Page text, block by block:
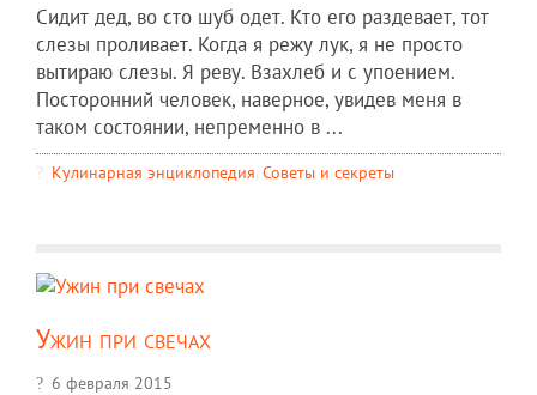
Сидит дед, во сто шуб одет. Кто его раздевает, тот
слезы проливает. Когда я режу лук, я не просто
вытираю слезы. Я реву. Взахлеб и с упоением.
Посторонний человек, наверное, увидев меня в
таком состоянии, непременно в ...
Кулинарная энциклопедия, Советы и секреты
Ужин при свечах
6 февраля 2015